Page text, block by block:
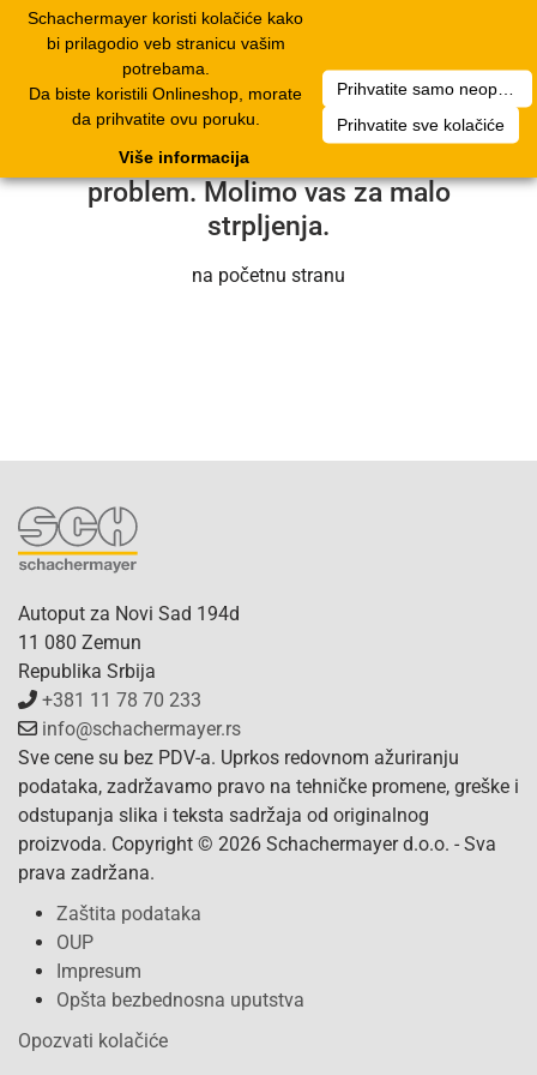
Schachermayer koristi kolačiće kako
bi prilagodio veb stranicu vašim
potrebama.
Da biste koristili Onlineshop, morate
da prihvatite ovu poruku.
Prihvatite samo neophodne kolačiće
Prihvatite sve kolačiće
Više informacija
navigation
Nažalost, došlo je do tehničke greške.
Naš servisni tim će uskoro rešiti
problem. Molimo vas za malo
strpljenja.
na početnu stranu
Autoput za Novi Sad 194d
11 080 Zemun
Republika Srbija
+381 11 78 70 233
info@schachermayer.rs
Sve cene su bez PDV-a. Uprkos redovnom ažuriranju
podataka, zadržavamo pravo na tehničke promene, greške i
odstupanja slika i teksta sadržaja od originalnog
proizvoda. Copyright © 2026 Schachermayer d.o.o. - Sva
prava zadržana.
Zaštita podataka
OUP
Impresum
Opšta bezbednosna uputstva
Opozvati kolačiće